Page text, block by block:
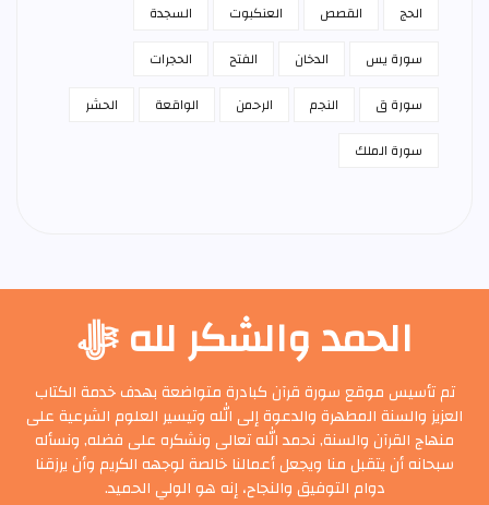
الحج
القصص العنكبوت
السجدة
سورة يس
الدخان الفتح
الحجرات
سورة ق
النجم الرحمن الواقعة
الحشر
سورة الملك
الحمد والشكر لله ﷻ
تم تأسيس موقع سورة قرآن كبادرة متواضعة بهدف خدمة الكتاب
العزيز والسنة المطهرة والدعوة إلى الله وتيسير العلوم الشرعية على
منهاج القرآن والسنة, نحمد الله تعالى ونشكره على فضله, ونسأله
سبحانه أن يتقبل منا ويجعل أعمالنا خالصة لوجهه الكريم وأن يرزقنا
دوام التوفيق والنجاح، إنه هو الولي الحميد.